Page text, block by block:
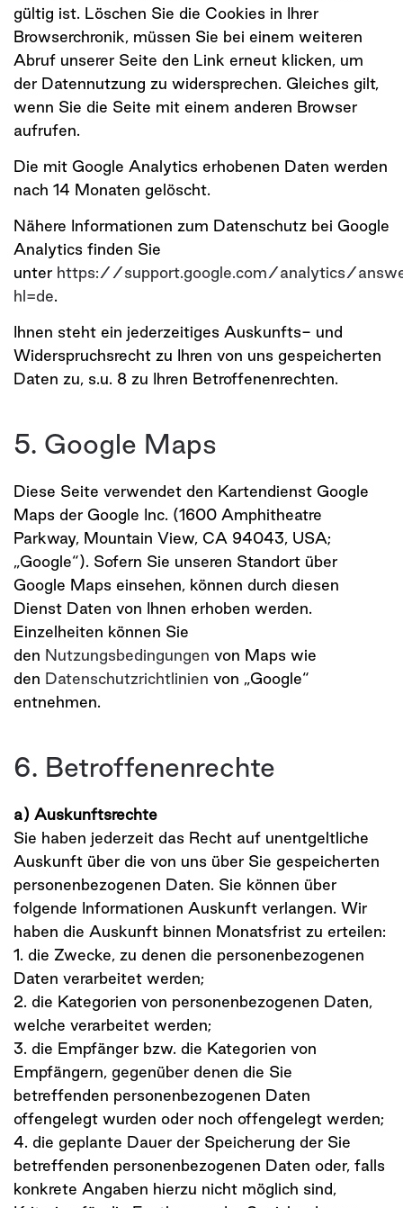
gültig ist. Löschen Sie die Cookies in Ihrer
Browserchronik, müssen Sie bei einem weiteren
Abruf unserer Seite den Link erneut klicken, um
der Datennutzung zu widersprechen. Gleiches gilt,
wenn Sie die Seite mit einem anderen Browser
aufrufen.
Die mit Google Analytics erhobenen Daten werden
nach 14 Monaten gelöscht.
Nähere Informationen zum Datenschutz bei Google
Analytics finden Sie
unter https://support.google.com/analytics/
hl=de.
Ihnen steht ein jederzeitiges Auskunfts- und
Widerspruchsrecht zu Ihren von uns gespeicherten
Daten zu, s.u. 8 zu Ihren Betroffenenrechten.
5. Google Maps
Diese Seite verwendet den Kartendienst Google
Maps der Google Inc. (1600 Amphitheatre
Parkway, Mountain View, CA 94043, USA;
„Google“). Sofern Sie unseren Standort über
Google Maps einsehen, können durch diesen
Dienst Daten von Ihnen erhoben werden.
Einzelheiten können Sie
den Nutzungsbedingungen von Maps wie
den Datenschutzrichtlinien von „Google“
entnehmen.
6. Betroffenenrechte
a) Auskunftsrechte
Sie haben jederzeit das Recht auf unentgeltliche
Auskunft über die von uns über Sie gespeicherten
personenbezogenen Daten. Sie können über
folgende Informationen Auskunft verlangen. Wir
haben die Auskunft binnen Monatsfrist zu erteilen:
1. die Zwecke, zu denen die personenbezogenen
Daten verarbeitet werden;
2. die Kategorien von personenbezogenen Daten,
welche verarbeitet werden;
3. die Empfänger bzw. die Kategorien von
Empfängern, gegenüber denen die Sie
betreffenden personenbezogenen Daten
offengelegt wurden oder noch offengelegt werden;
4. die geplante Dauer der Speicherung der Sie
betreffenden personenbezogenen Daten oder, falls
konkrete Angaben hierzu nicht möglich sind,